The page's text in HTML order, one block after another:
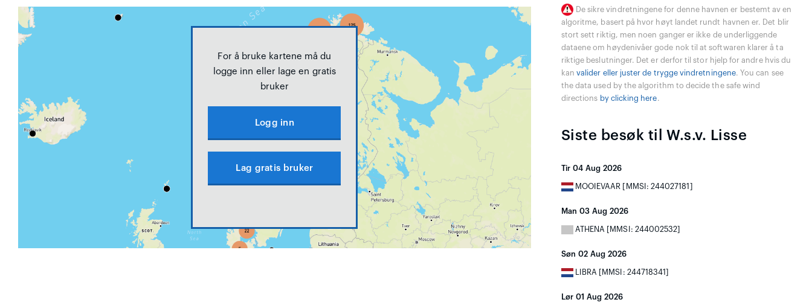
For å bruke kartene må du
logge inn eller lage en gratis
bruker
Logg inn
Lag gratis bruker
De sikre vindretningene for denne havnen er bestemt av en
algoritme, basert på hvor høyt landet rundt havnen er. Det blir
stort sett riktig, men noen ganger er ikke de underliggende
dataene om høydenivåer gode nok til at softwaren klarer å ta
riktige beslutninger. Det er derfor til stor hjelp for andre hvis du
kanvalider eller juster de trygge vindretningene. You can see
the data used by the algorithm to decide the safe wind
directions by clicking here.
Siste besøk til W.s.v. Lisse
Tir 04 Aug 2026
MOOIEVAAR [MMSI: 244027181]
Man 03 Aug 2026
ATHENA [MMSI: 244002532]
Søn 02 Aug 2026
LIBRA [MMSI: 244718341]
Lør 01 Aug 2026